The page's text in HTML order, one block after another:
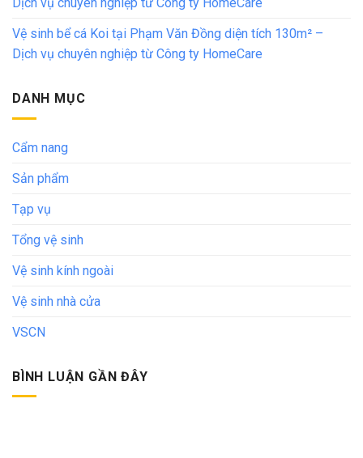
Vệ sinh bể cá Koi tại Phạm Văn Đồng diện tích 130m² –
Dịch vụ chuyên nghiệp từ Công ty HomeCare
DANH MỤC
Cẩm nang
Sản phẩm
Tạp vụ
Tổng vệ sinh
Vệ sinh kính ngoài
Vệ sinh nhà cửa
VSCN
BÌNH LUẬN GẦN ĐÂY